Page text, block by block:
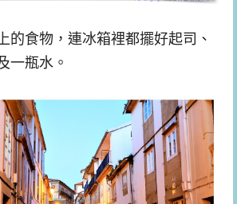
的食物，連冰箱裡都擺好起司、
一瓶水。